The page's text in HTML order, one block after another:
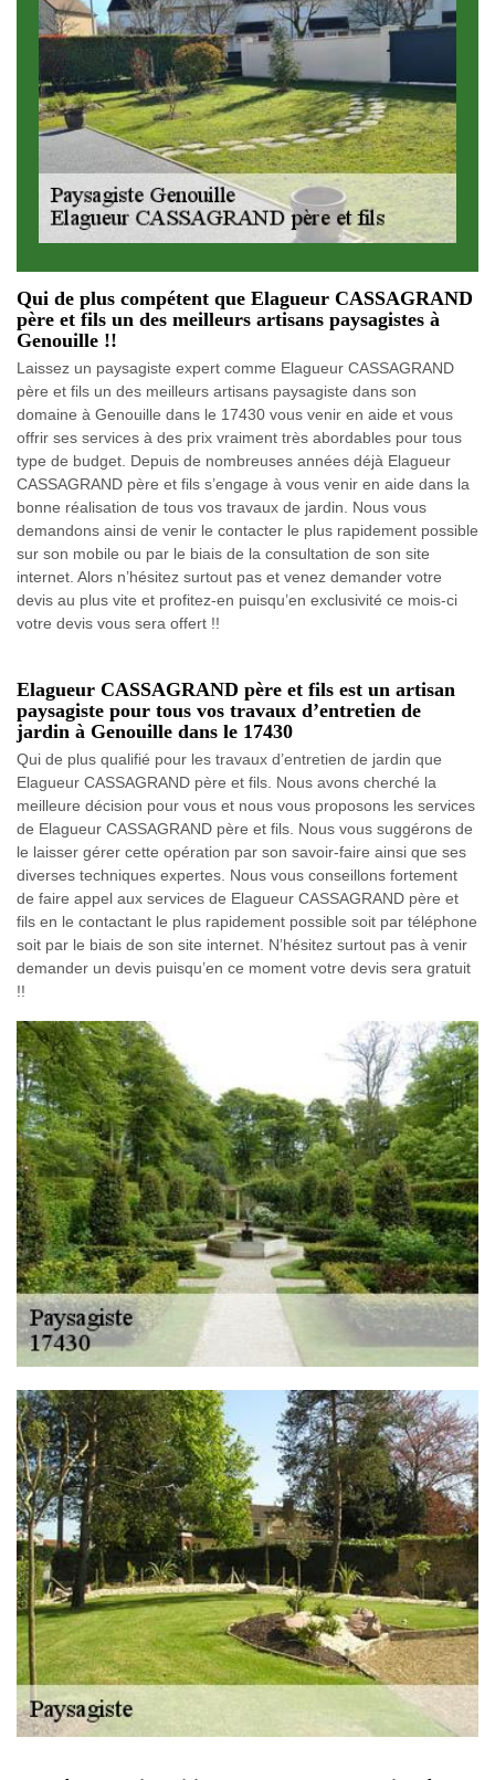
Qui de plus compétent que Elagueur CASSAGRAND
père et fils un des meilleurs artisans paysagistes à
Genouille !!
Laissez un paysagiste expert comme Elagueur CASSAGRAND
père et fils un des meilleurs artisans paysagiste dans son
domaine à Genouille dans le 17430 vous venir en aide et vous
offrir ses services à des prix vraiment très abordables pour tous
type de budget. Depuis de nombreuses années déjà Elagueur
CASSAGRAND père et fils s’engage à vous venir en aide dans la
bonne réalisation de tous vos travaux de jardin. Nous vous
demandons ainsi de venir le contacter le plus rapidement possible
sur son mobile ou par le biais de la consultation de son site
internet. Alors n’hésitez surtout pas et venez demander votre
devis au plus vite et profitez-en puisqu’en exclusivité ce mois-ci
votre devis vous sera offert !!
Elagueur CASSAGRAND père et fils est un artisan
paysagiste pour tous vos travaux d’entretien de
jardin à Genouille dans le 17430
Qui de plus qualifié pour les travaux d’entretien de jardin que
Elagueur CASSAGRAND père et fils. Nous avons cherché la
meilleure décision pour vous et nous vous proposons les services
de Elagueur CASSAGRAND père et fils. Nous vous suggérons de
le laisser gérer cette opération par son savoir-faire ainsi que ses
diverses techniques expertes. Nous vous conseillons fortement
de faire appel aux services de Elagueur CASSAGRAND père et
fils en le contactant le plus rapidement possible soit par téléphone
soit par le biais de son site internet. N’hésitez surtout pas à venir
demander un devis puisqu’en ce moment votre devis sera gratuit
!!